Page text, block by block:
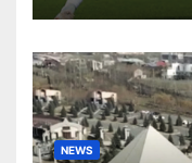
NEWS